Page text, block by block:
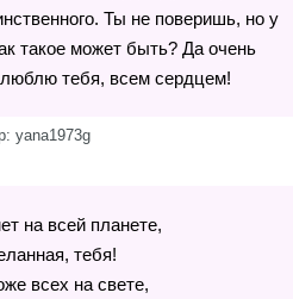
Ты не поверишь, но у
такое может быть? Да очень
тебя, всем сердцем!
yana1973g
на всей планете,
тебя!
всех на свете,